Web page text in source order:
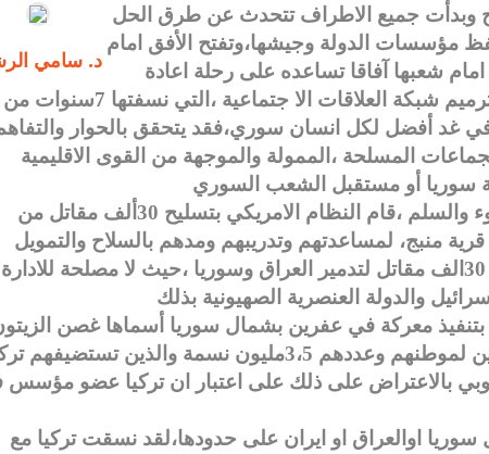
د. سامي
وبدأت جميع الاطراف تتحدث عن طرق الحل
مؤسسات الدولة وجيشها،وتفتح الأفق امام
شعبها آفاقا تساعده على رحلة اعادة
اعمارما هدمته الحرب من مدن وقرى ،واعادة ترميم شبكة العلاقات الا جتماعية ،التي نسفتها 7سنوات من
في غد أفضل لكل انسان سوري،فقد يتحقق بالحوار
المسلحة ،الممولة والموجهة من القوى الاقليمية
عندما وصلت سوريا الى هذه المرحلة من الهدوء والسلم ،قام النظام الامريكي بتسليح 30ألف مقاتل من
منبج، لمساعدتهم وتدريبهم ومدهم بالسلاح والتمويل
،كما عملت مع داعش سابقا التي اسست ايضا 30الف مقاتل لتدمير العراق وسوريا ،حيث لا مصلحة للادارة
معركة في عفرين بشمال سوريا أسماها غصن
بالاعتراض على ذلك على اعتبار ان تركيا عضو
اوالعراق او ايران على حدودها،لقد نسقت تركيا مع